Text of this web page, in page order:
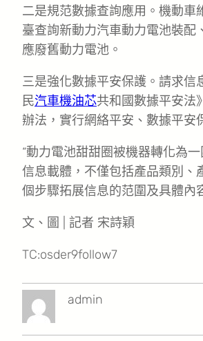
二是規范數據查詢應用。機動車
臺查詢新動力汽車動力電池裝配
應廢舊動力電池。
三是強化數據平安保護。請求信
民汽車機油芯共和國數據平安法
辦法，實行網絡平安、數據平安
“動力電池甜甜圈被機器轉化為
信息載體，不僅包括產品類別、
個步驟拓展信息的范圍及具體內
文、圖 | 記者 宋詩穎
TC:osder9follow7
admin